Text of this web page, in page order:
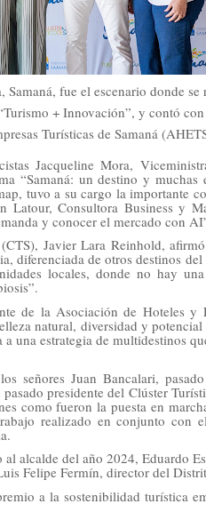
fue el escenario donde
+ Innovación”, y contó
Turísticas de Samaná
Jacqueline Mora,
“Samaná: un destino y muchas
tuvo a su cargo la importante
Latour, Consultora Business y
y conocer el mercado con
Javier Lara Reinhold,
diferenciada de otros destinos
locales, donde no hay
de la Asociación de Hoteles y
natural, diversidad y
una estrategia de multidestinos
señores Juan Bancalari,
presidente del Clúster
como fueron la puesta en
realizado en conjunto con
alcalde del año 2024, Eduardo
Felipe Fermín, director del
a la sostenibilidad turística